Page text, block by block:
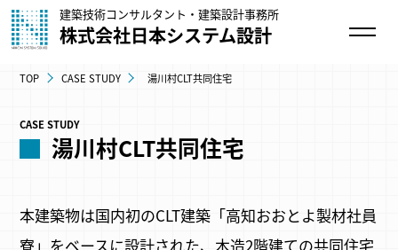
建築技術コンサルタント・建築設計事務所
株式会社日本システム設計
TOP CASE STUDY 湯川村CLT共同住宅
CASE STUDY
湯川村CLT共同住宅
本建築物は国内初のCLT建築「高知おおとよ製材社員
寮」をベースに設計された、木造2階建ての共同住宅